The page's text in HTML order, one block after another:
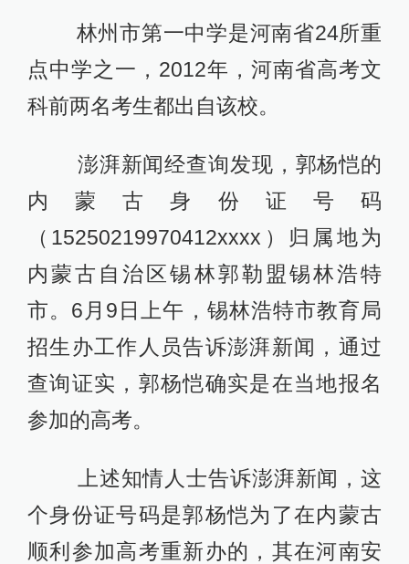
林州市第一中学是河南省24所重
点中学之一，2012年，河南省高考文
科前两名考生都出自该校。
澎湃新闻经查询发现，郭杨恺的
内蒙古身份证号码
（15250219970412xxxx）归属地为
内蒙古自治区锡林郭勒盟锡林浩特
市。6月9日上午，锡林浩特市教育局
招生办工作人员告诉澎湃新闻，通过
查询证实，郭杨恺确实是在当地报名
参加的高考。
上述知情人士告诉澎湃新闻，这
个身份证号码是郭杨恺为了在内蒙古
顺利参加高考重新办的，其在河南安